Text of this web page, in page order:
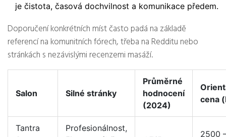
je čistota, časová dochvilnost a komunikace předem.
Doporučení konkrétních míst často padá na základě
referencí na komunitních fórech, třeba na Redditu nebo
stránkách s nezávislými recenzemi masáží.
Salon Silné stránky
Průměrné
hodnocení
(2024)
cena
Tantra
Profesionálnost,
2500